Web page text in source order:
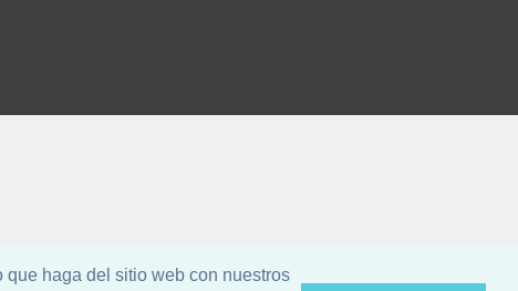
haga del sitio web con nuestros